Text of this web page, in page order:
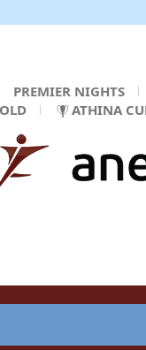
PREMIER NIGHTS
ATHINA